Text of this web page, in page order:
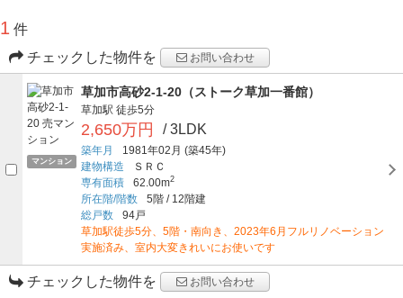
1 件
チェックした物件を
お問い合わせ
マンション
草加市高砂2-1-20（ストーク草加一番館）
草加駅 徒歩5分
2,650万円 / 3LDK
築年月 1981年02月 (築45年)
建物構造
ＳＲＣ
専有面積
62.00m2
所在階/階数 5階 /12階建
総戸数
94戸
草加駅徒歩5分、5階・南向き、2023年6月フルリノベーション
実施済み、室内大変きれいにお使いです
チェックした物件を お問い合わせ